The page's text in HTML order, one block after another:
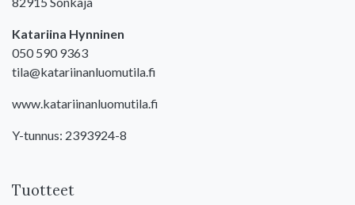
Katariina Hynninen
050 590 9363
tila@katariinanluomutila.fi
www.katariinanluomutila.fi
Y-tunnus: 2393924-8
Tuotteet